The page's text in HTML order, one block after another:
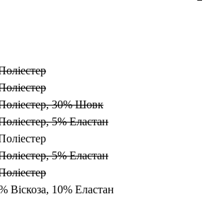
30% Шовк
5% Еластан
5% Еластан
Віскоза, 10% Еластан